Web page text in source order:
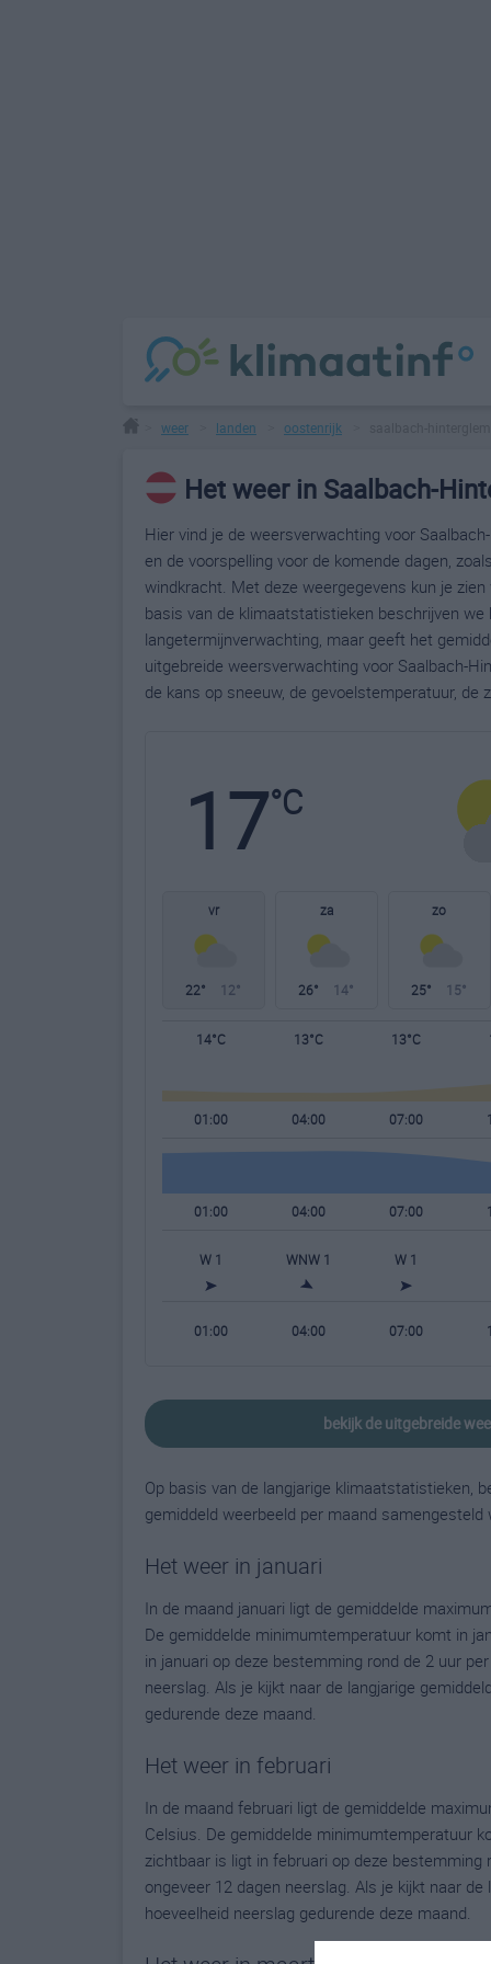
weer landen oostenrijk
Het weer in Saalbach-
Hier vind je de weersverwachting voor
en de voorspelling voor de komende dagen,
windkracht. Met deze weergegevens kun je
basis van de klimaatstatistieken beschrijven
langetermijnverwachting, maar geeft het
uitgebreide weersverwachting voor Saalbach-
de kans op sneeuw, de gevoelstemperatuur, de
17°C
vr
22° 12°
za
26° 14°
zo
25° 15°
14°C 13°C 13°C
01:00 04:00 07:00
01:00 04:00 07:00
W 1 WNW 1 W 1
01:00 04:00 07:00
bekijk de uitgebreide
Op basis van de langjarige klimaatstatistieken,
gemiddeld weerbeeld per maand samengesteld
Het weer in januari
In de maand januari ligt de gemiddelde
De gemiddelde minimumtemperatuur komt in
in januari op deze bestemming rond de 2 uur
neerslag. Als je kijkt naar de langjarige
gedurende deze maand.
Het weer in februari
In de maand februari ligt de gemiddelde
Celsius. De gemiddelde minimumtemperatuur
zichtbaar is ligt in februari op deze bestemming
ongeveer 12 dagen neerslag. Als je kijkt naar
hoeveelheid neerslag gedurende deze maand.